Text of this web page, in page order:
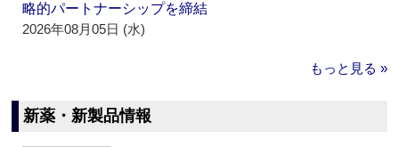
略的パートナーシップを締結
2026年08月05日 (水)
もっと見る »
新薬・新製品情報